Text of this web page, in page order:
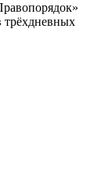
трёхдневных